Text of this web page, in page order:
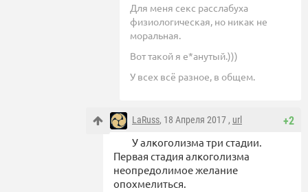
Для меня секс расслабуха
физиологическая, но никак не
моральная.
Вот такой я е*анутый.)))
У всех всё разное, в общем.
+2
LaRuss, 18 Апреля 2017 , url
У алкоголизма три стадии.
Первая стадия алкоголизма
неопредолимое желание
опохмелиться.